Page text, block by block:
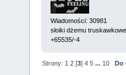
Wiadomości: 30981
słoiki dżemu
+65535/-4
Strony:1 2 [3]4 5 ...10 Do